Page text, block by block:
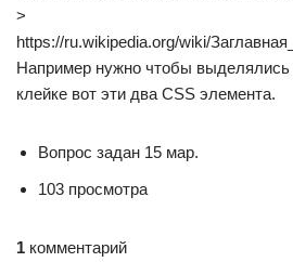
>
https://ru.wikipedia.org/wiki/
Например нужно чтобы выделялись
клейке вот эти два CSS элемента.
Вопрос задан 15 мар.
103 просмотра
1 комментарий